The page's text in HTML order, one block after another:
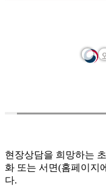
현장상담을 희망하는
화 또는 서면(홈페이지
다.